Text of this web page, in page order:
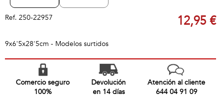
Ref. 250-22957 12,95 €
9x6'5x28'5cm - Modelos surtidos
Comercio seguro
100%
Devolución
en 14 días
Atención al cliente
644 04 91 09